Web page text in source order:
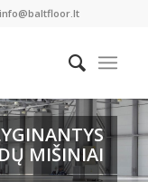
info@baltfloor.lt
MIŠINIAI